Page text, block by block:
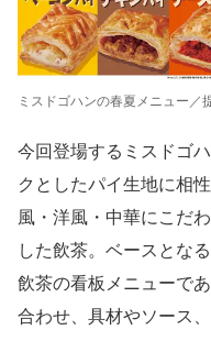
ミスドゴハンの春夏メニュー／
今回登場するミスドゴ
クとしたパイ生地に相
風・洋風・中華にこだ
した飲茶。ベースとな
飲茶の看板メニューで
合わせ、具材やソース